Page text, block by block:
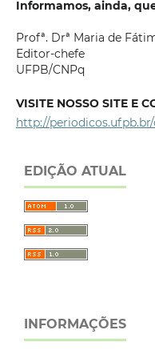
Informamos, ainda,
Profª. Drª Maria de
Editor-chefe
UFPB/CNPq
VISITE NOSSO SITE E
http://
EDIÇÃO ATUAL
INFORMAÇÕES